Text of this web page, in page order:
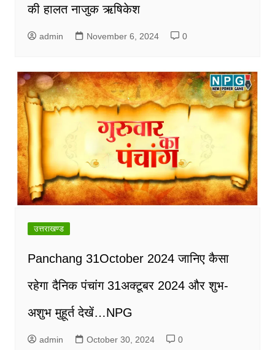
की हालत नाजुक ऋषिकेश
admin November 6, 2024 0
उत्तराखण्ड
Panchang 31October 2024 जानिए कैसा
रहेगा दैनिक पंचांग 31अक्टूबर 2024 और शुभ-
अशुभ मुहूर्त देखें…NPG
admin October 30, 2024 0